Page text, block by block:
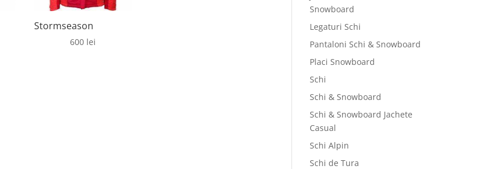
Stormseason
600 lei
Snowboard
Legaturi Schi
Pantaloni Schi & Snowboard
Placi Snowboard
Schi
Schi & Snowboard
Schi & Snowboard Jachete
Casual
Schi Alpin
Schi de Tura